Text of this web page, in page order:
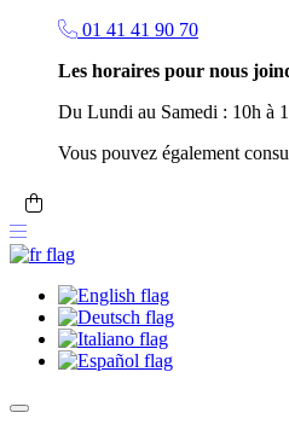
01 41 41 90 70
Les horaires pour nous
Du Lundi au Samedi : 10h à
Vous pouvez également